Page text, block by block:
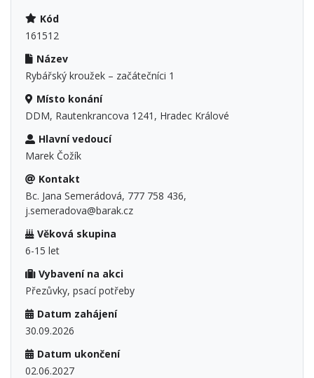
Kód
161512
Název
Rybářský kroužek – začátečníci 1
Místo konání
DDM, Rautenkrancova 1241, Hradec Králové
Hlavní vedoucí
Marek Čožík
Kontakt
Bc. Jana Semerádová, 777 758 436,
j.semeradova@barak.cz
Věková skupina
6-15 let
Vybavení na akci
Přezůvky, psací potřeby
Datum zahájení
30.09.2026
Datum ukončení
02.06.2027